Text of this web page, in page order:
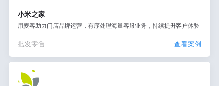
小米之家
用麦客助力门店品牌运营，有序处理海量客服业务，持续提升客户体验
批发零售 查看案例